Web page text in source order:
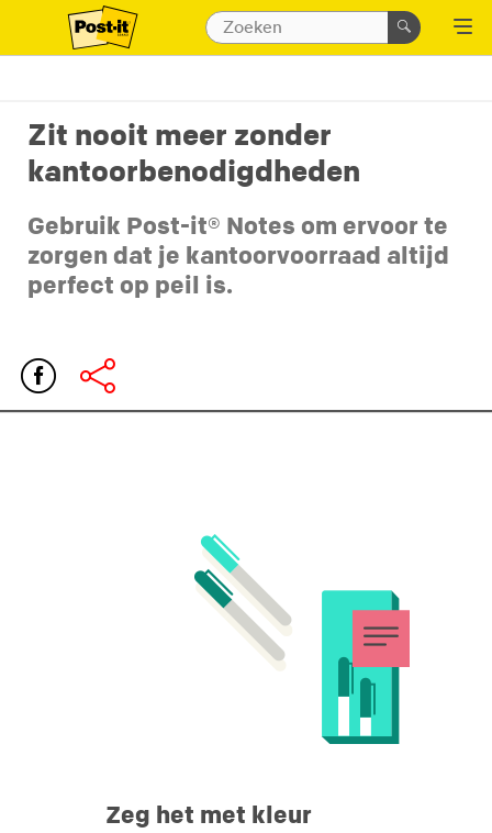
Zit nooit meer zonder
kantoorbenodigdheden
Gebruik Post-it® Notes om ervoor te
zorgen dat je kantoorvoorraad altijd
perfect op peil is.
Zeg het met kleur